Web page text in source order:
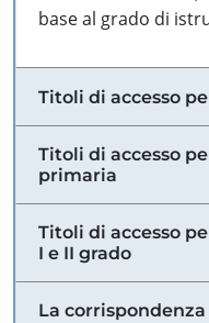
base al grado di
Titoli di accesso
Titoli di accesso
primaria
Titoli di accesso
I e II grado
La